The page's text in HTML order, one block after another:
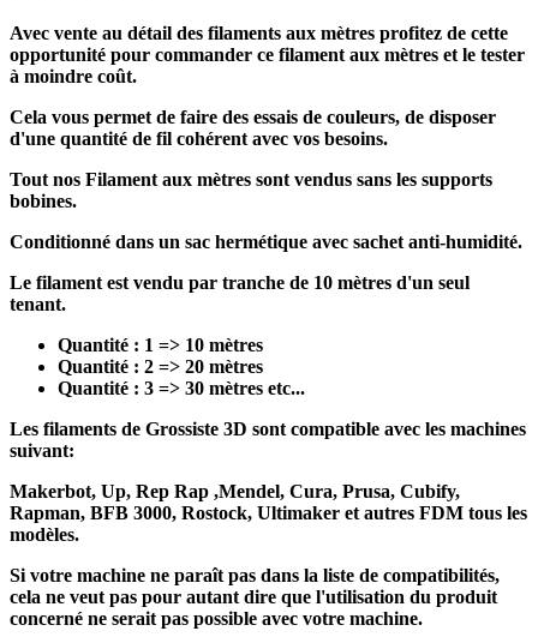
Avec vente au détail des filaments aux mètres profitez de cette
opportunité pour commander ce filament aux mètres et le tester
à moindre coût.
Cela vous permet de faire des essais de couleurs, de disposer
d'une quantité de fil cohérent avec vos besoins.
Tout nos Filament aux mètres sont vendus sans les supports
bobines.
Conditionné dans un sac hermétique avec sachet anti-humidité.
Le filament est vendu par tranche de 10 mètres d'un seul
tenant.
Quantité : 1 => 10 mètres
Quantité : 2 => 20 mètres
Quantité : 3 => 30 mètres etc...
Les filaments de Grossiste 3D sontcompatible avec les machines
suivant:
Makerbot, Up, Rep Rap ,Mendel, Cura, Prusa, Cubify,
Rapman, BFB 3000, Rostock, Ultimaker et autres FDM tous les
modèles.
Si votre machine ne paraît pas dans la liste de compatibilités,
cela ne veut pas pour autant dire que l'utilisation du produit
concerné ne seraitpas possible avec votre machine.